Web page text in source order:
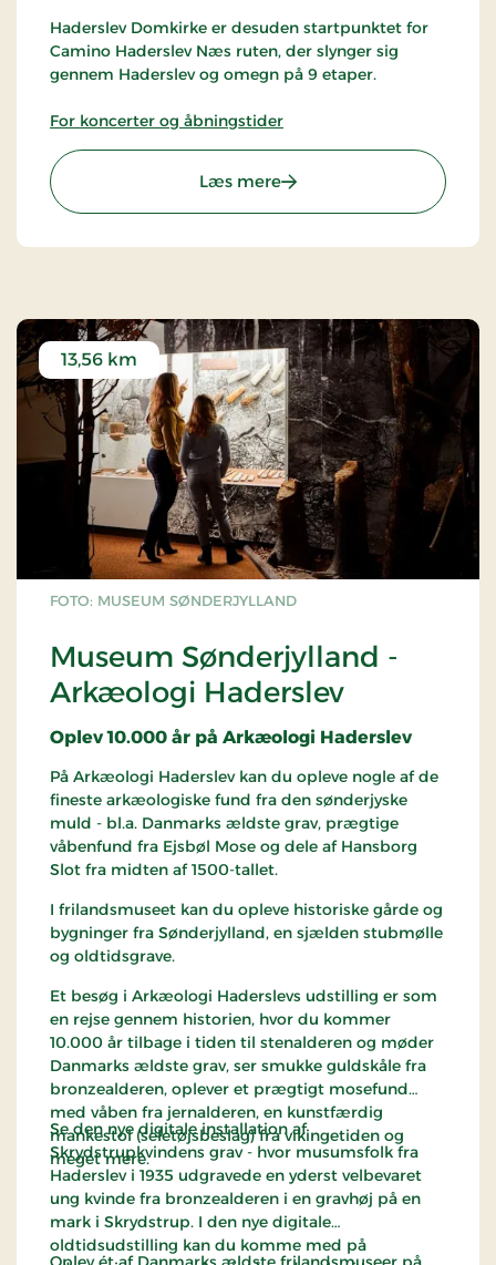
Haderslev Domkirke er desuden startpunktet for
Camino Haderslev Næs ruten, der slynger sig
gennem Haderslev og omegn på 9 etaper.
For koncerter og åbningstider
Læs mere: Haderslev Domkirke
FOTO: MUSEUM SØNDERJYLLAND
Museum Sønderjylland -
Arkæologi Haderslev
13,56 km
Oplev 10.000 år på Arkæologi Haderslev
På Arkæologi Haderslev kan du opleve nogle af de
fineste arkæologiske fund fra den sønderjyske
muld - bl.a. Danmarks ældste grav, prægtige
våbenfund fra Ejsbøl Mose og dele af Hansborg
Slot fra midten af 1500-tallet.
I frilandsmuseet kan du opleve historiske gårde og
bygninger fra Sønderjylland, en sjælden stubmølle
og oldtidsgrave.
Et besøg i Arkæologi Haderslevs udstilling er som
en rejse gennem historien, hvor du kommer
10.000 år tilbage i tiden til stenalderen og møder
Danmarks ældste grav, ser smukke guldskåle fra
bronzealderen, oplever et prægtigt mosefund
med våben fra jernalderen, en kunstfærdig
mankestol (seletøjsbeslag) fra vikingetiden og
meget mere.
Se den nye digitale installation af
Skrydstrupkvindens grav - hvor musumsfolk fra
Haderslev i 1935 udgravede en yderst velbevaret
ung kvinde fra bronzealderen i en gravhøj på en
mark i Skrydstrup. I den nye digitale
oldtidsudstilling kan du komme med på